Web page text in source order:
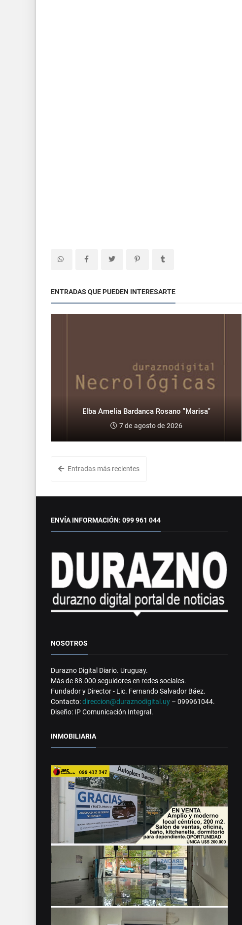
ENTRADAS QUE PUEDEN INTERESARTE
Elba Amelia Bardanca Rosano "Marisa"
7 de agosto de 2026
Entradas más recientes
ENVÍA INFORMACIÓN: 099 961 044
NOSOTROS
Durazno Digital Diario. Uruguay.
Más de 88.000 seguidores en redes sociales.
Fundador y Director - Lic. Fernando Salvador Báez.
Contacto:direccion@duraznodigital.uy – 099961044.
Diseño: IP Comunicación Integral.
INMOBILIARIA